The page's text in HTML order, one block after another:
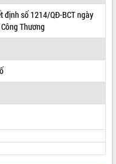
định số 1214/QĐ-BCT ngày
Thương